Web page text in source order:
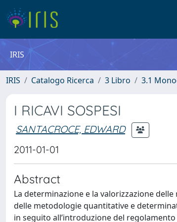
IRIS
IRIS Catalogo Ricerca 3 Libro 3.1
I RICAVI SOSPESI
SANTACROCE, EDWARD
2011-01-01
Abstract
La determinazione e la valorizzazione
delle metodologie quantitative e
in seguito all’introduzione del